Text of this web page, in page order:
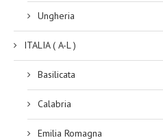
Ungheria
ITALIA ( A-L )
Basilicata
Calabria
Emilia Romagna